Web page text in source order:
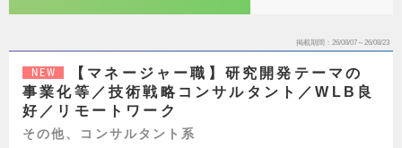
掲載期間 26/08/07～26/08/23
NEW
【マネージャー職】研究開発テーマの
事業化等／技術戦略コンサルタント／WLB良
好／リモートワーク
その他、コンサルタント系